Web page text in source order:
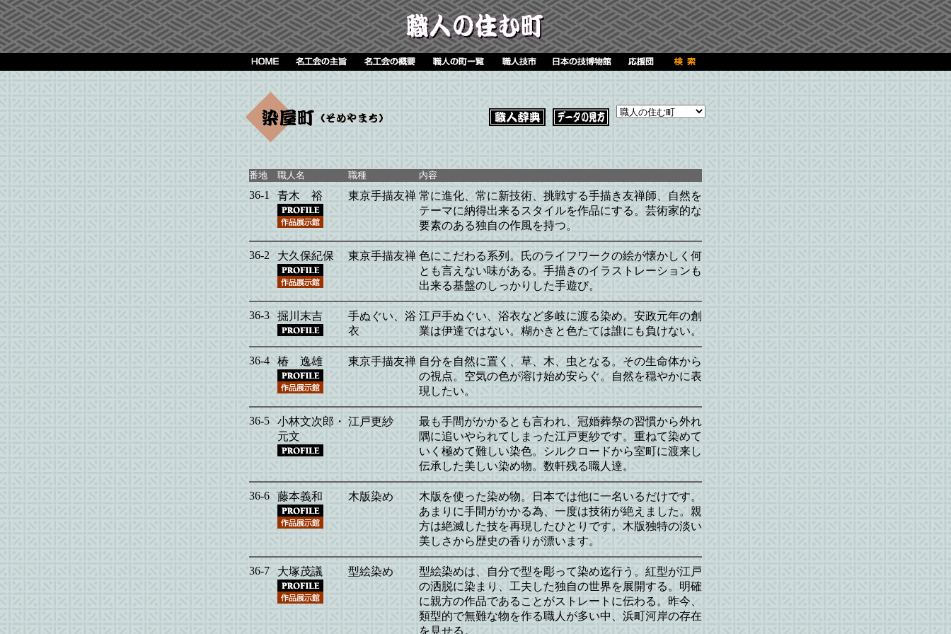
番地 職人名 職種 内容
36-1 青木 裕 東京手描友禅 常に進化、常に新技術、挑戦する手描き友禅師、自然を
テーマに納得出来るスタイルを作品にする。芸術家的な
要素のある独自の作風を持つ。
36-2 大久保紀保 東京手描友禅 色にこだわる系列。氏のライフワークの絵が懐かしく何
とも言えない味がある。手描きのイラストレーションも
出来る基盤のしっかりした手遊び。
36-3 掘川末吉
手ぬぐい、浴
衣
江戸手ぬぐい、浴衣など多岐に渡る染め。安政元年の創
業は伊達ではない。糊かきと色たては誰にも負けない。
36-4 椿 逸雄 東京手描友禅 自分を自然に置く、草、木、虫となる。その生命体から
の視点。空気の色が溶け始め安らぐ。自然を穏やかに表
現したい。
36-5
小林文次郎・
元文
江戸更紗
最も手間がかかるとも言われ、冠婚葬祭の習慣から外れ
隅に追いやられてしまった江戸更紗です。重ねて染めて
いく極めて難しい染色。シルクロードから室町に渡来し
伝承した美しい染め物。数軒残る職人達。
36-6 藤本義和 木版染め
木版を使った染め物。日本では他に一名いるだけです。
あまりに手間がかかる為、一度は技術が絶えました。親
方は絶滅した技を再現したひとりです。木版独特の淡い
美しさから歴史の香りが漂います。
36-7 大塚茂議 型絵染め
型絵染めは、自分で型を彫って染め迄行う。紅型が江戸
の洒脱に染まり、工夫した独自の世界を展開する。明確
に親方の作品であることがストレートに伝わる。昨今、
類型的で無難な物を作る職人が多い中、浜町河岸の存在
を見せる。